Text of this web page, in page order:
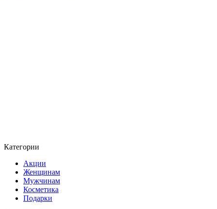
Категории
Акции
Женщинам
Мужчинам
Косметика
Подарки